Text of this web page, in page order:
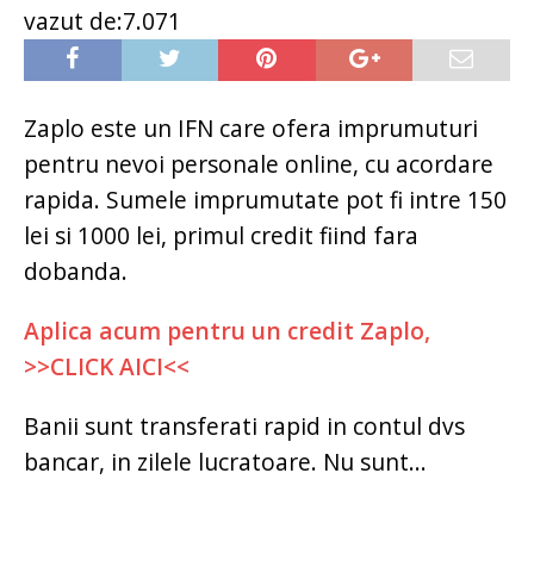
vazut de:7.071
Zaplo este un IFN care ofera imprumuturi
pentru nevoi personale online, cu acordare
rapida. Sumele imprumutate pot fi intre 150
lei si 1000 lei, primul credit fiind fara
dobanda.
Aplica acum pentru un credit Zaplo,
>>CLICK AICI<<
Banii sunt transferati rapid in contul dvs
bancar, in zilele lucratoare. Nu sunt...